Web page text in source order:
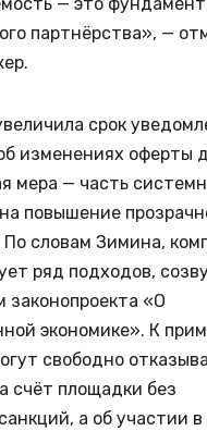
партнёрства», —
срок
изменениях оферты
мера — часть
повышение
словам Зимина,
ряд подходов,
законопроекта «О
экономике». К
свободно
счёт площадки без
а об участии в